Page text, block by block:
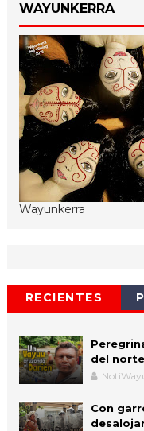
WAYUNKERRA
Wayunkerra
RECIENTES
del norte
Con